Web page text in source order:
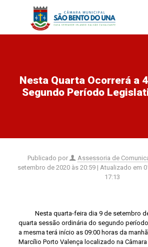
Nesta Quarta Ocorrerá a
Segundo Período
Publicado por Assessoria de
setembro de 2020 às 20:59 | Atualizado em
17:13
Nesta quarta-feira dia 9 de setembro de
quarta sessão ordinária do segundo período
a mesma terá início as 09:00 horas da
Marcílio Porto Valença localizado na